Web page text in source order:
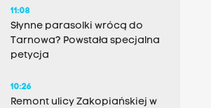
11:08
Słynne parasolki wrócą do
Tarnowa? Powstała specjalna
petycja
10:26
Remont ulicy Zakopiańskiej w